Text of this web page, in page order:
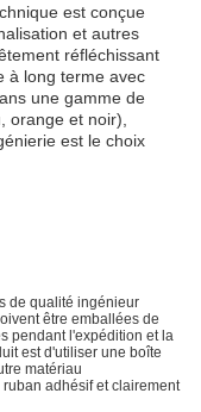
est conçue
et autres
réfléchissant
à long terme avec
une gamme de
orange et noir),
est le choix
de qualité ingénieur
être emballées de
pendant l'expédition et la
est d'utiliser une boîte
matériau
adhésif et clairement